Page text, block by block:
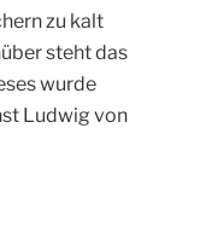
zu kalt
steht das
wurde
Ludwig von